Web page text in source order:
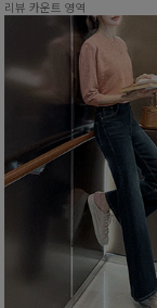
리뷰 카운트 영역